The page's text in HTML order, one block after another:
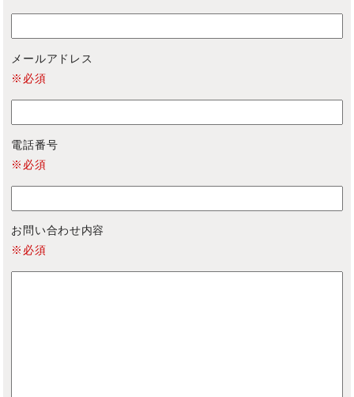
メールアドレス
※必須
電話番号
※必須
お問い合わせ内容
※必須